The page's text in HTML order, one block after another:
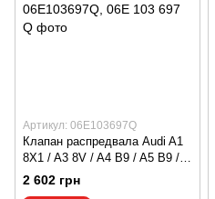
Артикул: 06E103697Q
Клапан распредвала Audi A1
8X1 / A3 8V / A4 B9 / A5 B9 /
A6 С8 / A7 C8 / Q3 F3 / Q5 B9
/ VW Tiguan 2 06E103697Q,
2 602 грн